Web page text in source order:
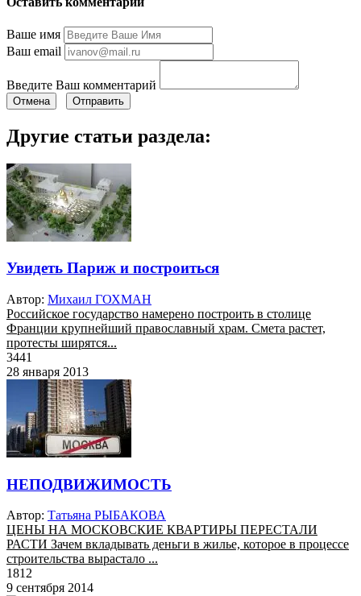
Ваше имя
Ваш email
Введите Ваш комментарий
Отмена Отправить
Другие статьи раздела:
Увидеть Париж и построиться
Автор: Михаил ГОХМАН
Российское государство намерено построить в столице
Франции крупнейший православный храм. Смета растет,
протесты ширятся...
3441
28 января 2013
НЕПОДВИЖИМОСТЬ
Автор: Татьяна РЫБАКОВА
ЦЕНЫ НА МОСКОВСКИЕ КВАРТИРЫ ПЕРЕСТАЛИ
РАСТИ Зачем вкладывать деньги в жилье, которое в процессе
строительства вырастало ...
1812
9 сентября 2014